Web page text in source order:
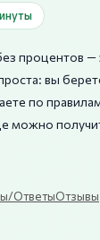
процентов
вы
по
можно
ОтветыОтзывы